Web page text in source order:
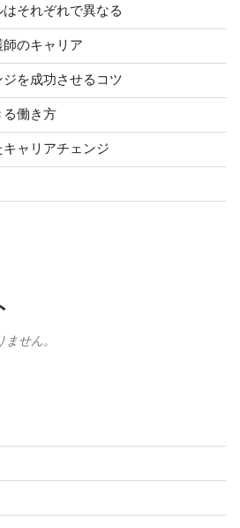
それぞれで異なる
のキャリア
を成功させるコツ
働き方
ャリアチェンジ
せん。